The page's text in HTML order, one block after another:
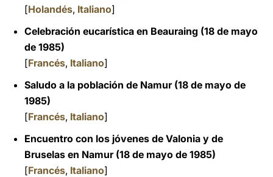
[Holandés, Italiano]
Celebración eucarística en Beauraing (18 de mayo
de 1985)
[Francés, Italiano]
Saludo a la población de Namur (18 de mayo de
1985)
[Francés, Italiano]
Encuentro con los jóvenes de Valonia y de
Bruselas en Namur (18 de mayo de 1985)
[Francés, Italiano]